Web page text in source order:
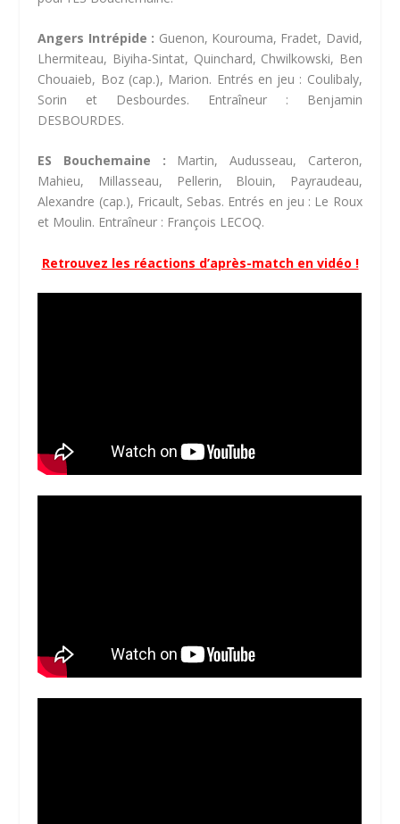
Angers Intrépide : Guenon, Kourouma, Fradet, David,
Lhermiteau, Biyiha-Sintat, Quinchard, Chwilkowski, Ben
Chouaieb, Boz (cap.), Marion. Entrés en jeu : Coulibaly,
Sorin et Desbourdes. Entraîneur : Benjamin
DESBOURDES.
ES Bouchemaine : Martin, Audusseau, Carteron,
Mahieu, Millasseau, Pellerin, Blouin, Payraudeau,
Alexandre (cap.), Fricault, Sebas. Entrés en jeu : Le Roux
et Moulin. Entraîneur : François LECOQ.
Retrouvez les réactions d’après-match en vidéo !